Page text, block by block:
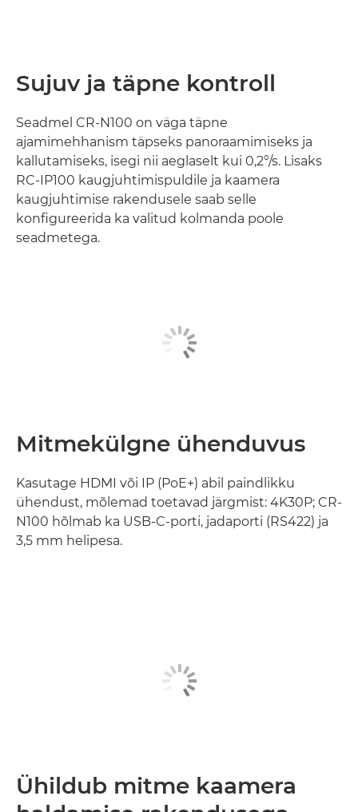
Sujuv ja täpne kontroll
Seadmel CR-N100 on väga täpne
ajamimehhanism täpseks panoraamimiseks ja
kallutamiseks, isegi nii aeglaselt kui 0,2°/s. Lisaks
RC-IP100 kaugjuhtimispuldile ja kaamera
kaugjuhtimise rakendusele saab selle
konfigureerida ka valitud kolmanda poole
seadmetega.
Mitmekülgne ühenduvus
Kasutage HDMI või IP (PoE+) abil paindlikku
ühendust, mõlemad toetavad järgmist: 4K30P; CR-
N100 hõlmab ka USB-C-porti, jadaporti (RS422) ja
3,5 mm helipesa.
Ühildub mitme kaamera